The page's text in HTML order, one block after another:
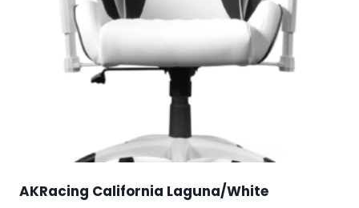
AKRacing California Laguna/White